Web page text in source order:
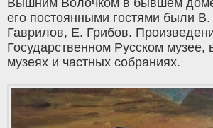
Вышним Волочком в бывшем
его постоянными гостями были
Гаврилов, Е. Грибов.
Государственном Русском музее,
музеях и частных собраниях.